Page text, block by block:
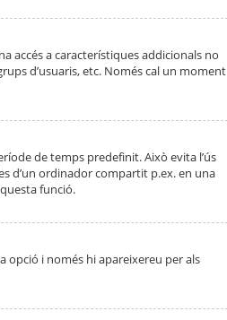
accés a característiques addicionals no
d’usuaris, etc. Només cal un moment
de temps predefinit. Això evita l’ús
d’un ordinador compartit p.ex. en una
funció.
opció i només hi apareixereu per als